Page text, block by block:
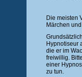
Die meisten
Märchen
Hypnotiseur
die er im
freiwillig.
einer
zu tun.